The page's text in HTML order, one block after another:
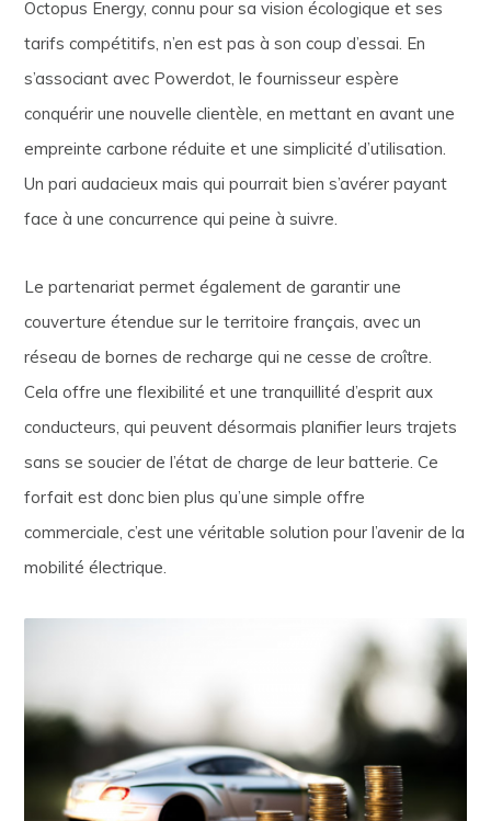
Octopus Energy, connu pour sa vision écologique et ses
tarifs compétitifs, n’en est pas à son coup d’essai. En
s’associant avec Powerdot, le fournisseur espère
conquérir une nouvelle clientèle, en mettant en avant une
empreinte carbone réduite et une simplicité d’utilisation.
Un pari audacieux mais qui pourrait bien s’avérer payant
face à une concurrence qui peine à suivre.
Le partenariat permet également de garantir une
couverture étendue sur le territoire français, avec un
réseau de bornes de recharge qui ne cesse de croître.
Cela offre une flexibilité et une tranquillité d’esprit aux
conducteurs, qui peuvent désormais planifier leurs trajets
sans se soucier de l’état de charge de leur batterie. Ce
forfait est donc bien plus qu’une simple offre
commerciale, c’est une véritable solution pour l’avenir de la
mobilité électrique.